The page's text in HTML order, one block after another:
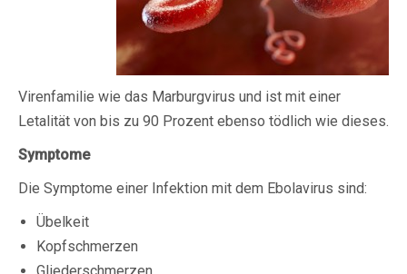
Virenfamilie wie das Marburgvirus und ist mit einer
Letalität von bis zu 90 Prozent ebenso tödlich wie dieses.
Symptome
Die Symptome einer Infektion mit dem Ebolavirus sind:
Übelkeit
Kopfschmerzen